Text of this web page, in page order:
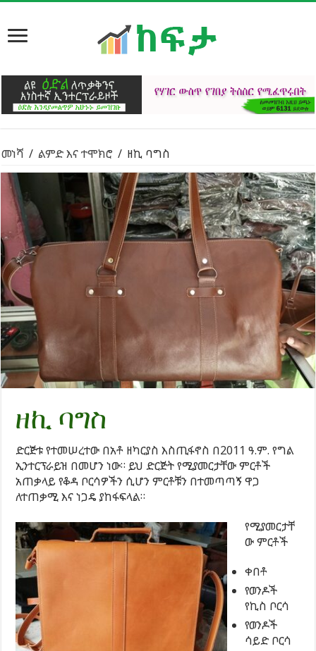
መነሻ / ልምድ እና ተሞክሮ / ዘኪ ባግስ
ዘኪ ባግስ
ድርጅቱ የተመሠረተው በአቶ ዘካርያስ እስጢፋኖስ በ2011 ዓ.ም. የግል
ኢንተርፕራይዝ በመሆን ነው። ይህ ድርጅት የሚያመርታቸው ምርቶች
አጠቃላይ የቆዳ ቦርሳዎችን ሲሆን ምርቶቹን በተመጣጣኝ ዋጋ
ለተጠቃሚ እና ነጋዴ ያከፋፍላል።
የሚያመርታቸ
ው ምርቶች
ቀበቶ
የወንዶች
የኪስ ቦርሳ
የወንዶች
ሳይድ ቦርሳ